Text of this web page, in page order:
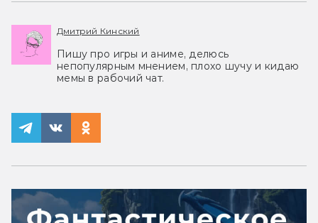
Дмитрий Кинский
Пишу про игры и аниме, делюсь
непопулярным мнением, плохо шучу и кидаю
мемы в рабочий чат.